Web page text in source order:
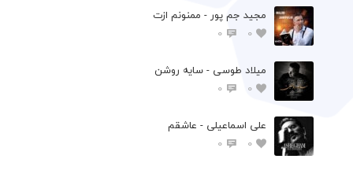
مجید جم پور - ممنونم ازت
0
0
میلاد طوسی - سایه روشن
0
0
علی اسماعیلی - عاشقم
0
0